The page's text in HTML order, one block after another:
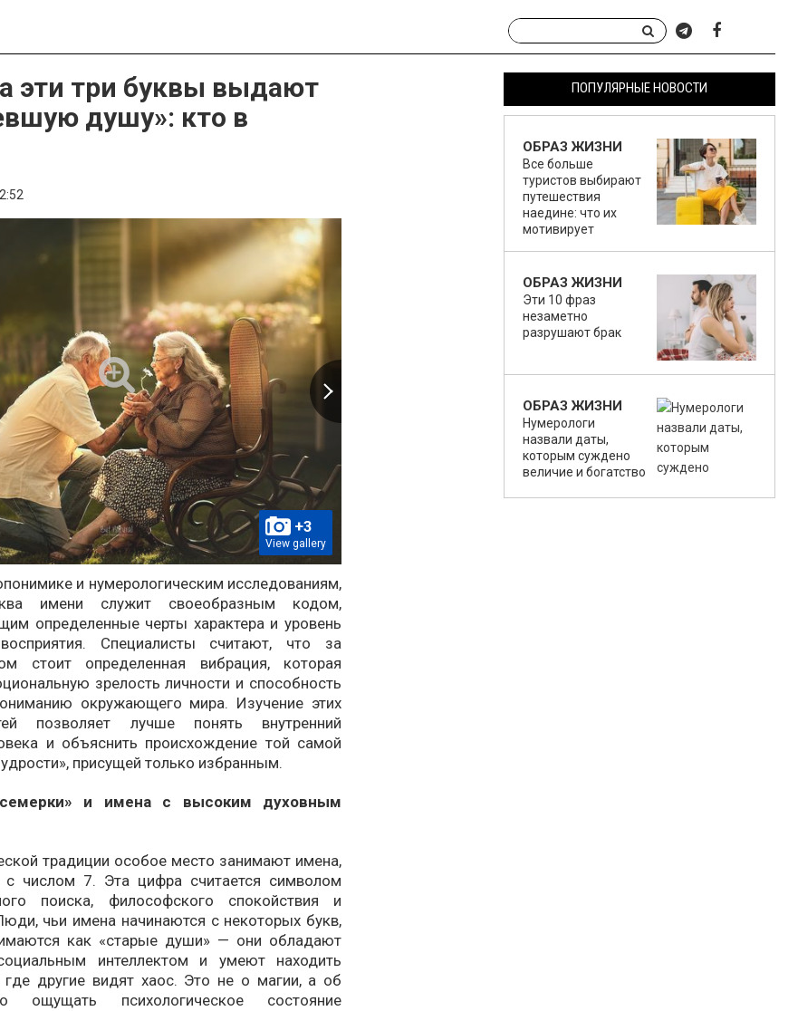
эти три буквы выдают
душу»: кто в
+3
View gallery
и нумерологическим исследованиям,
имени служит своеобразным кодом,
определенные черты характера и уровень
восприятия. Специалисты считают, что за
стоит определенная вибрация, которая
зрелость личности и способность
окружающего мира. Изучение этих
позволяет лучше понять внутренний
и объяснить происхождение той самой
присущей только избранным.
и имена с высоким духовным
традиции особое место занимают имена,
с числом 7. Эта цифра считается символом
поиска, философского спокойствия и
чьи имена начинаются с некоторых букв,
как «старые души» — они обладают
интеллектом и умеют находить
другие видят хаос. Это не о магии, а об
ощущать психологическое состояние
ПОПУЛЯРНЫЕ НОВОСТИ
ОБРАЗ ЖИЗНИ
Все больше
туристов выбирают
путешествия
наедине: что их
мотивирует
ОБРАЗ ЖИЗНИ
Эти 10 фраз
незаметно
разрушают брак
ОБРАЗ ЖИЗНИ
Нумерологи
назвали даты,
которым суждено
величие и богатство